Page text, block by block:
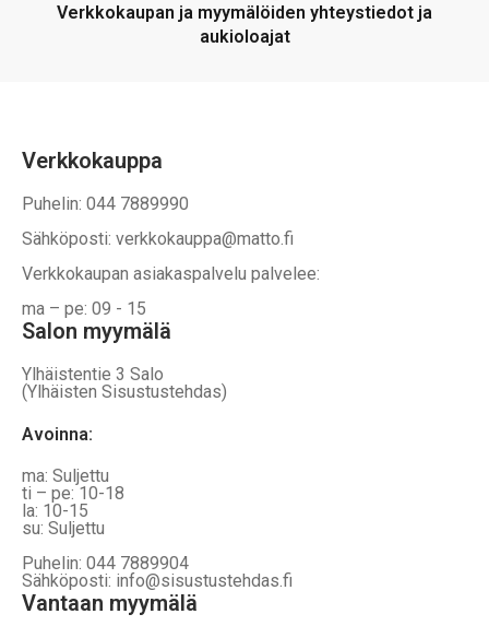
Verkkokaupan ja myymälöiden yhteystiedot ja
aukioloajat
Verkkokauppa
Puhelin: 044 7889990
Sähköposti: verkkokauppa@matto.fi
Verkkokaupan asiakaspalvelu palvelee:
ma – pe: 09 - 15
Salon myymälä
Ylhäistentie 3 Salo
(Ylhäisten Sisustustehdas)
Avoinna:
ma: Suljettu
ti – pe: 10-18
la: 10-15
su: Suljettu
Puhelin: 044 7889904
Sähköposti: info@sisustustehdas.fi
Vantaan myymälä